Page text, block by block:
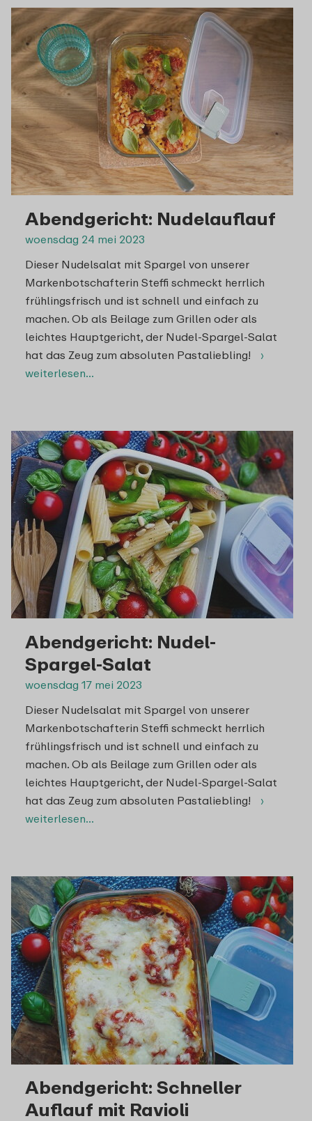
Abendgericht: Nudelauflauf
woensdag 24 mei 2023
Dieser Nudelsalat mit Spargel von unserer
Markenbotschafterin Steffi schmeckt herrlich
frühlingsfrisch und ist schnell und einfach zu
machen. Ob als Beilage zum Grillen oder als
leichtes Hauptgericht, der Nudel-Spargel-Salat
hat das Zeug zum absoluten Pastaliebling!
›
weiterlesen…
Abendgericht: Nudel-
Spargel-Salat
woensdag 17 mei 2023
Dieser Nudelsalat mit Spargel von unserer
Markenbotschafterin Steffi schmeckt herrlich
frühlingsfrisch und ist schnell und einfach zu
machen. Ob als Beilage zum Grillen oder als
leichtes Hauptgericht, der Nudel-Spargel-Salat
hat das Zeug zum absoluten Pastaliebling!
›
weiterlesen…
Abendgericht: Schneller
Auflauf mit Ravioli